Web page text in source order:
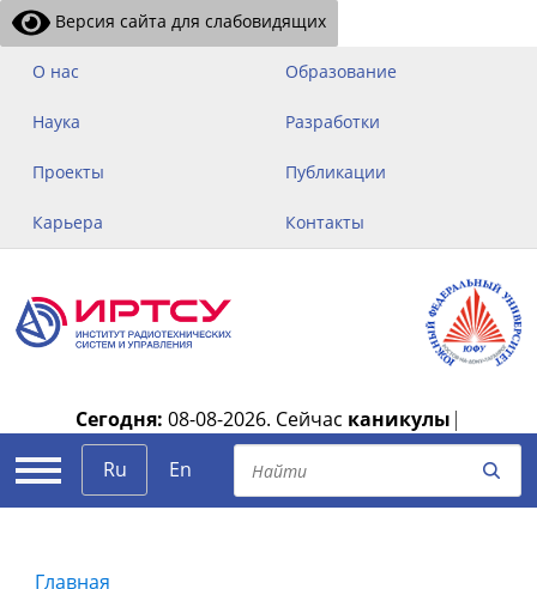
Версия сайта для слабовидящих
О нас Образование
Наука Разработки
Проекты Публикации
Карьера Контакты
Сегодня: 08-08-2026. Сейчас каникулы |
Ru
En
Главная